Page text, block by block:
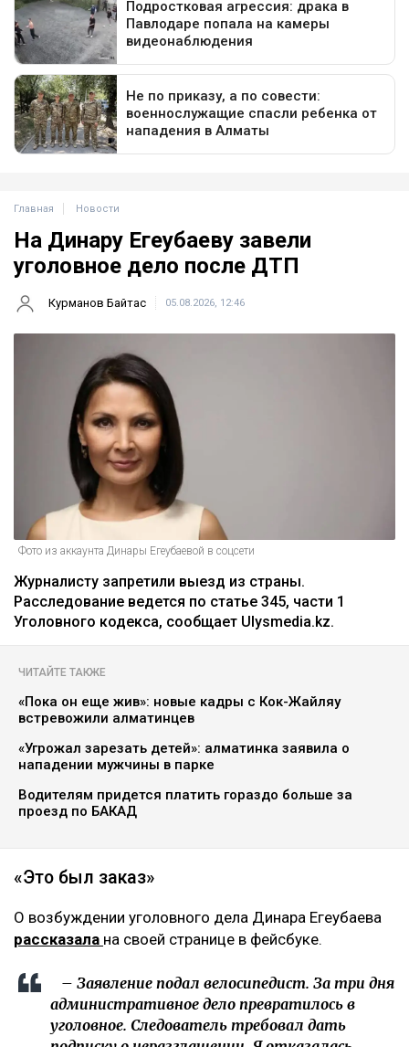
Главная Новости
На Динару Егеубаеву завели
уголовное дело после ДТП
Курманов Байтас 05.08.2026, 12:46
Фото из аккаунта Динары Егеубаевой в соцсети
Журналисту запретили выезд из страны.
Расследование ведется по статье 345, части 1
Уголовного кодекса, сообщает Ulysmedia.kz.
ЧИТАЙТЕ ТАКЖЕ
«Пока он еще жив»: новые кадры с Кок-Жайляу
встревожили алматинцев
«Угрожал зарезать детей»: алматинка заявила о
нападении мужчины в парке
Водителям придется платить гораздо больше за
проезд по БАКАД
«Это был заказ»
О возбуждении уголовного дела Динара Егеубаева
рассказала на своей странице в фейсбуке.
– Заявление подал велосипедист. За три дня
административное дело превратилось в
уголовное. Следователь требовал дать